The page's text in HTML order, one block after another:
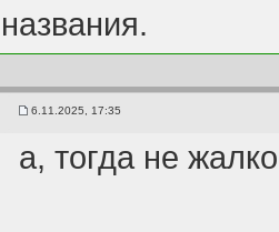
названия.
6.11.2025, 17:35
а, тогда не